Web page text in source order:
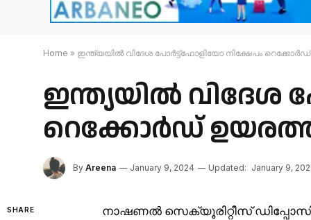
Home » ഇന്ത്യയിൽ വിദേശ പോർട്ട്ഫോളിയോ നിക്ഷേപം റെക്കോർഡ്
ഇന്ത്യയിൽ വിദേശ
റെക്കോർഡ്
By Areena January 9, 2024 Updated: January 9,
SHARE
നാഷണൽ സെക്യൂരിറ്റീസ്